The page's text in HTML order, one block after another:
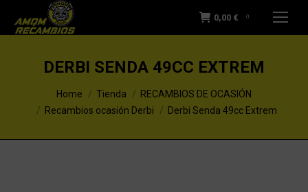
0,00 € 0
DERBI SENDA 49CC EXTREM
You are here:Home Tienda
RECAMBIOS DE OCASIÓN
Recambios ocasión Derbi
Derbi Senda 49cc Extrem